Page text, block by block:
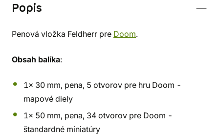
Popis
Penová vložka Feldherr pre Doom.
Obsah balíka:
1x 30 mm, pena, 5 otvorov pre hru Doom -
mapové diely
1x 50 mm, pena, 34 otvorov pre Doom -
štandardné miniatúry